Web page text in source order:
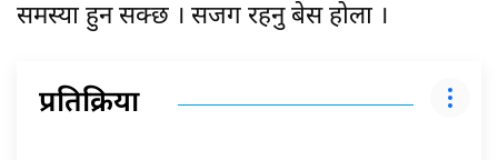
समस्या हुन सक्छ । सजग रहनु बेस होला ।
प्रतिक्रिया